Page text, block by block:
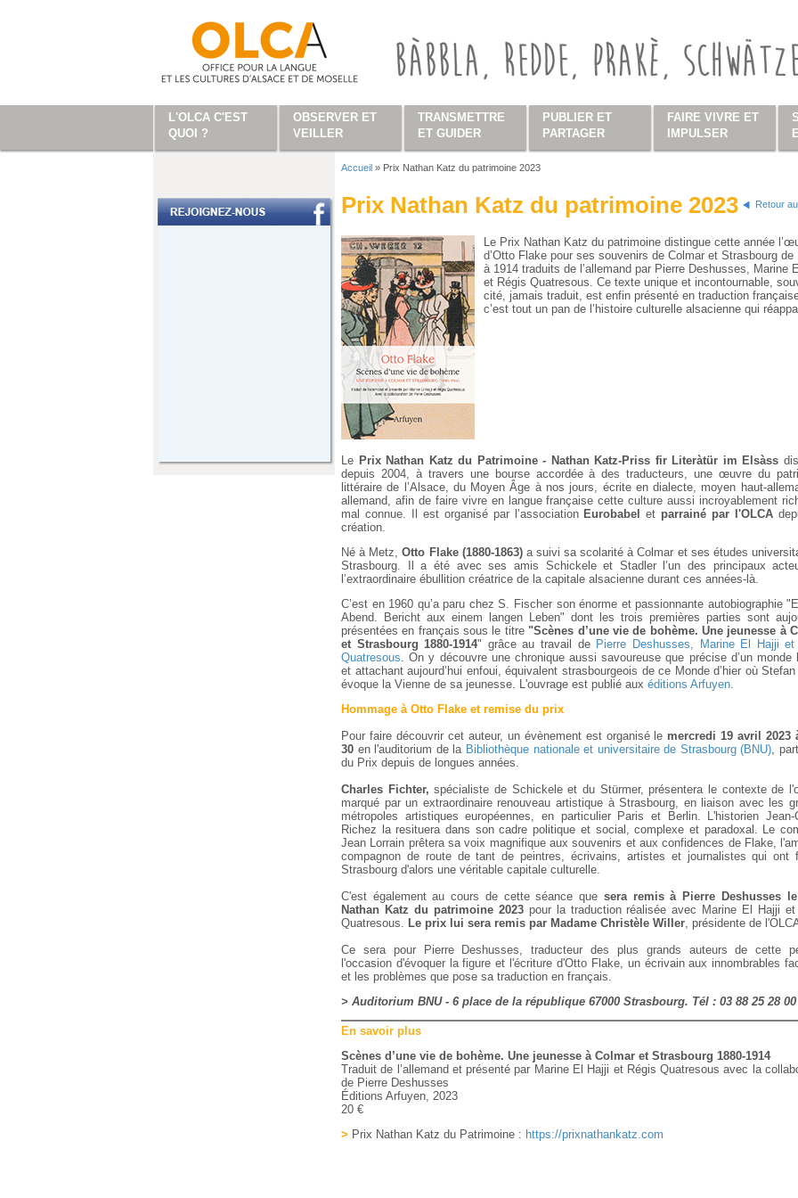
Accueil » Prix Nathan Katz du patrimoine 2023
Retour
Prix Nathan Katz du patrimoine 2023
Le Prix Nathan Katz du patrimoine distingue cette année
d’Otto Flake pour ses souvenirs de Colmar et Strasbourg de
à 1914 traduits de l’allemand par Pierre Deshusses, Marine
et Régis Quatresous. Ce texte unique et incontournable,
cité, jamais traduit, est enfin présenté en traduction
c’est tout un pan de l’histoire culturelle alsacienne qui
Le PrixNathan Katz du Patrimoine - Nathan Katz-Priss fir Literàtür im Elsàss
depuis 2004, à travers une bourse accordée à des traducteurs, une œuvre du
littéraire de l’Alsace, du Moyen Âge à nos jours, écrite en dialecte, moyen haut-
allemand, afin de faire vivre en langue française cette culture aussi incroyablement
mal connue. Il est organisé par l’associationEurobabel et parrainé par l'OLCA
création.
Né à Metz,Otto Flake (1880-1863)a suivi sa scolarité à Colmar et ses études
Strasbourg. Il a été avec ses amis Schickele et Stadler l’un des principaux
l’extraordinaire ébullition créatrice de la capitale alsacienne durant ces années-là.
C’est en 1960 qu’a paru chez S. Fischer son énorme et passionnante autobiographie
Abend. Bericht aux einem langen Leben" dont les trois premières parties sont
présentées en français sous le titre "Scènes d’une vie de bohème. Une jeunesse à
et Strasbourg 1880-1914" grâce au travail de Pierre Deshusses, Marine El Hajji et
Quatresous . On y découvre une chronique aussi savoureuse que précise d’un monde
et attachant aujourd’hui enfoui, équivalent strasbourgeois de ce Monde d’hier où
évoque la Vienne de sa jeunesse. L'ouvrage est publié aux éditions Arfuyen
Hommage à Otto Flake et remise du prix
Pour faire découvrir cet auteur, un évènement est organisé le mercredi 19 avril 2023
30 en l'auditorium de la Bibliothèque nationale et universitaire de Strasbourg (BNU) ,
du Prix depuis de longues années.
Charles Fichter, spécialiste de Schickele et du Stürmer, présentera le contexte de
marqué par un extraordinaire renouveau artistique à Strasbourg, en liaison avec les
métropoles artistiques européennes, en particulier Paris et Berlin. L'historien Jean-
Richez la resituera dans son cadre politique et social, complexe et paradoxal. Le
Jean Lorrain prêtera sa voix magnifique aux souvenirs et aux confidences de Flake,
compagnon de route de tant de peintres, écrivains, artistes et journalistes qui ont
Strasbourg d'alors une véritable capitale culturelle.
C'est également au cours de cette séance que sera remis à Pierre Deshusses
Nathan Katz du patrimoine 2023pour la traduction réalisée avec Marine El Hajji et
Quatresous.
Le prix lui sera remis par Madame Christèle Willer , présidente de
Ce sera pour Pierre Deshusses, traducteur des plus grands auteurs de cette
l'occasion d'évoquer la figure et l'écriture d'Otto Flake, un écrivain aux innombrables
et les problèmes que pose sa traduction en français.
> Auditorium BNU - 6 place de la république 67000 Strasbourg. Tél : 03 88 25 28 00
En savoir plus
Scènes d’une vie de bohème. Une jeunesse à Colmar et Strasbourg 1880-1914
Traduit de l’allemand et présenté par Marine El Hajji et Régis Quatresous avec la
de Pierre Deshusses
Éditions Arfuyen, 2023
20 €
> Prix Nathan Katz du Patrimoine : https://prixnathankatz.com
L'OLCA C'EST
QUOI ?
OBSERVER ET
VEILLER
TRANSMETTRE
ET GUIDER
PUBLIER ET
PARTAGER
FAIRE VIVRE ET
IMPULSER